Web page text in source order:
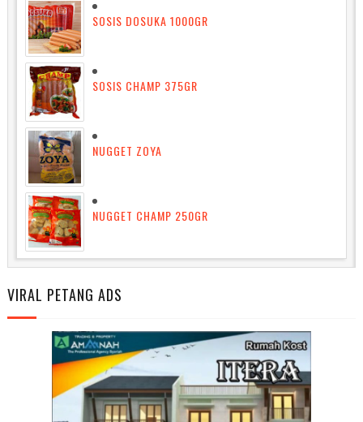
SOSIS DOSUKA 1000GR
SOSIS CHAMP 375GR
NUGGET ZOYA
NUGGET CHAMP 250GR
VIRAL PETANG ADS